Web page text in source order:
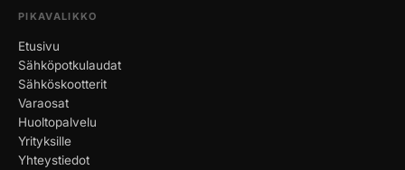
PIKAVALIKKO
Etusivu
Sähköpotkulaudat
Sähköskootterit
Varaosat
Huoltopalvelu
Yrityksille
Yhteystiedot